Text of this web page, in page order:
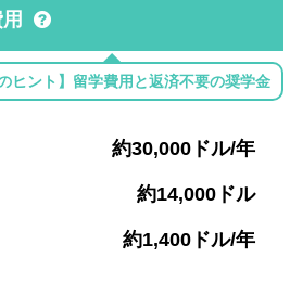
のヒント】留学費用と返済不要の奨学金
約30,000ドル/年
約14,000ドル
約1,400ドル/年